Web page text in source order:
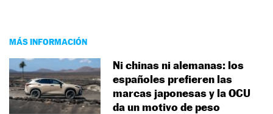
MÁS INFORMACIÓN
Ni chinas ni alemanas: los
españoles prefieren las
marcas japonesas y la OCU
da un motivo de peso